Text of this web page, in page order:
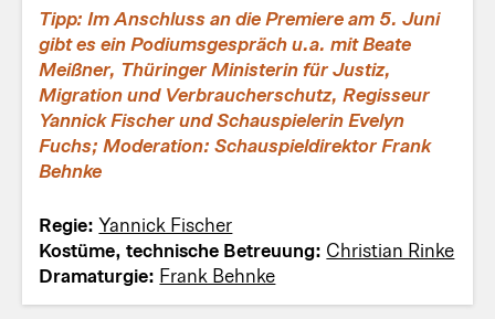
Tipp:Im Anschluss an die Premiere am 5. Juni
gibt es ein Podiumsgespräch u.a. mit Beate
Meißner, Thüringer Ministerin für Justiz,
Migration und Verbraucherschutz, Regisseur
Yannick Fischer und Schauspielerin Evelyn
Fuchs; Moderation: Schauspieldirektor Frank
Behnke
Regie:Yannick Fischer
Kostüme, technische Betreuung: Christian Rinke
Dramaturgie: Frank Behnke